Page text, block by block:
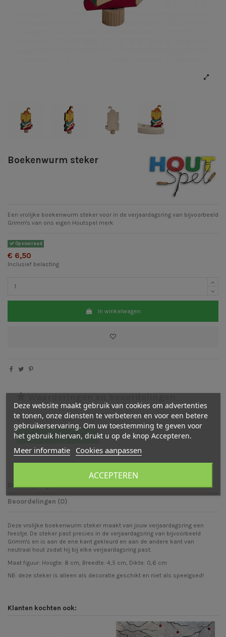
Boekenwurm steker
Een vrolijke boekenwurm steker voor in de verjaardagsring van bijvoorbeeld
Grimm's van ons eigen Houtspel merk
Op voorraad
€ 6,50
Inclusief belasting
In winkelwagen
Er zijn nog geen beoordelingen
Schrijf een beoordeling
Beschrijving
Beoordelingen (0)
Deze vrolijke boekenwurm steker maakt van jouw verjaardagsring een
feestje. De steker past precies in de verjaardagsring van bijvoorbeeld
Grimm's en is aan de ene kant gekleurd en aan de andere kant van
neutraal hout zodat hij bij elke verjaardagsring past.
Maat figuur: Hoogte: 8 cm, Breedte: 4,5 cm, Dikte: 0,6 cm
NB: deze steker is alleen als decoratie geschikt en niet als speelgoed!
Klanten kochten ook:
Deze website maakt gebruik van cookies om advertenties
te tonen, onze diensten te verbeteren en voor een betere
gebruikerservaring. Om uw toestemming te geven voor
het gebruik hiervan, drukt u op de knop Accepteren.
Meer informatie Cookies aanpassen
ACCEPTEREN